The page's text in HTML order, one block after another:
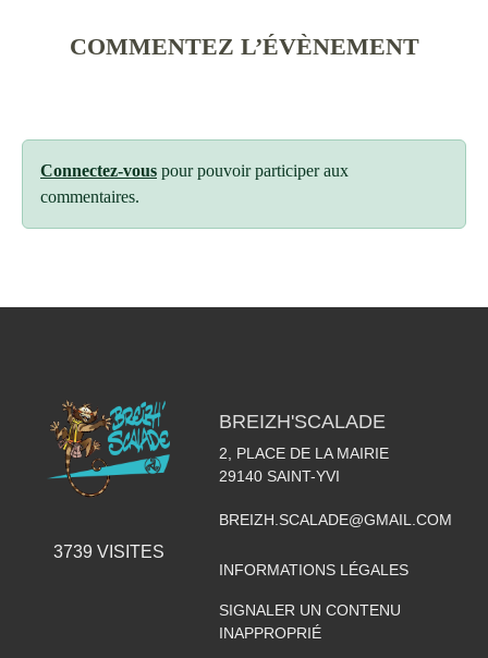
COMMENTEZ L’ÉVÈNEMENT
Connectez-vous pour pouvoir participer aux
commentaires.
3739 VISITES
BREIZH'SCALADE
2, PLACE DE LA MAIRIE
29140 SAINT-YVI
BREIZH.SCALADE@GMAIL.COM
INFORMATIONS LÉGALES
SIGNALER UN CONTENU
INAPPROPRIÉ